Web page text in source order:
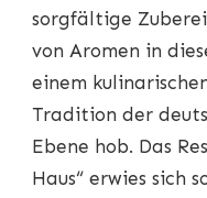
sorgfältige
von Aromen in
einem
Tradition der
Ebene hob. Das
Haus“ erwies sich